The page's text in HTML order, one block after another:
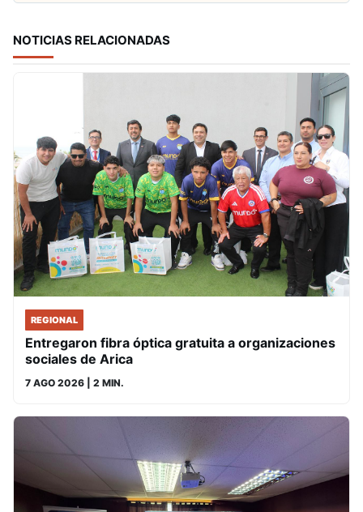
NOTICIAS RELACIONADAS
REGIONAL
Entregaron fibra óptica gratuita a organizaciones
sociales de Arica
7 AGO 2026 | 2 MIN.